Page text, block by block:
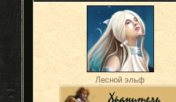
Лесной эльф